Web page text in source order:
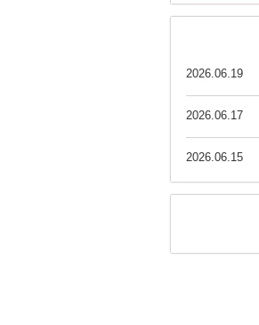
2026.06.19
2026.06.17
2026.06.15